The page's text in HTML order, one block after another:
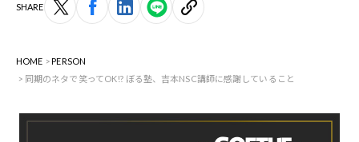
SHARE
HOME
PERSON
同期のネタで笑ってOK!? ぼる塾、吉本NSC講師に感謝していること